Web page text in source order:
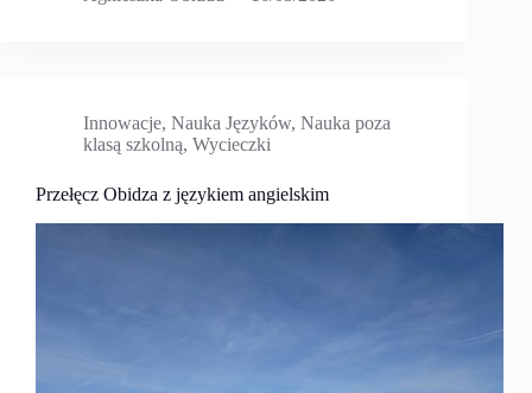
Innowacje, Nauka Języków, Nauka poza
klasą szkolną, Wycieczki
Przełęcz Obidza z językiem angielskim